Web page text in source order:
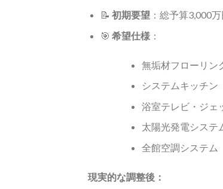
📝 初期要望：総予算3,000万
🎯 希望仕様：
無垢材フローリン
システムキッチン
浴室テレビ・ジェ
太陽光発電システ
全館空調システム
現実的な調整後：